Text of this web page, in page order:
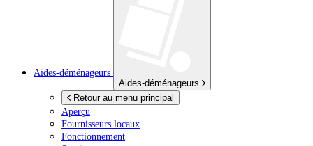
Aides-déménageurs
Aides-déménageurs
Retour au menu principal
Aperçu
Fournisseurs locaux
Fonctionnement